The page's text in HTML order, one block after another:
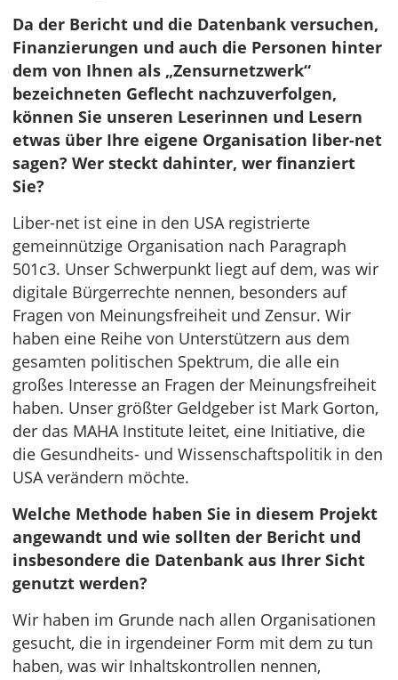
Da der Bericht und die Datenbank versuchen,
Finanzierungen und auch die Personen hinter
dem von Ihnen als „Zensurnetzwerk“
bezeichneten Geflecht nachzuverfolgen,
können Sie unseren Leserinnen und Lesern
etwas über Ihre eigene Organisation liber-net
sagen? Wer steckt dahinter, wer finanziert
Sie?
Liber-net ist eine in den USA registrierte
gemeinnützige Organisation nach Paragraph
501c3. Unser Schwerpunkt liegt auf dem, was wir
digitale Bürgerrechte nennen, besonders auf
Fragen von Meinungsfreiheit und Zensur. Wir
haben eine Reihe von Unterstützern aus dem
gesamten politischen Spektrum, die alle ein
großes Interesse an Fragen der Meinungsfreiheit
haben. Unser größter Geldgeber ist Mark Gorton,
der das MAHA Institute leitet, eine Initiative, die
die Gesundheits- und Wissenschaftspolitik in den
USA verändern möchte.
Welche Methode haben Sie in diesem Projekt
angewandt und wie sollten der Bericht und
insbesondere die Datenbank aus Ihrer Sicht
genutzt werden?
Wir haben im Grunde nach allen Organisationen
gesucht, die in irgendeiner Form mit dem zu tun
haben, was wir Inhaltskontrollen nennen,